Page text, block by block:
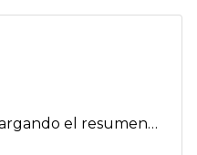
el resumen…